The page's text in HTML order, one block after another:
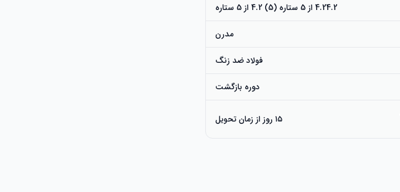
4.24.2 از 5 ستاره (5) 4.2 از 5 ستاره
مدرن
فولاد ضد زنگ
دوره بازگشت
۱۵ روز از زمان تحویل